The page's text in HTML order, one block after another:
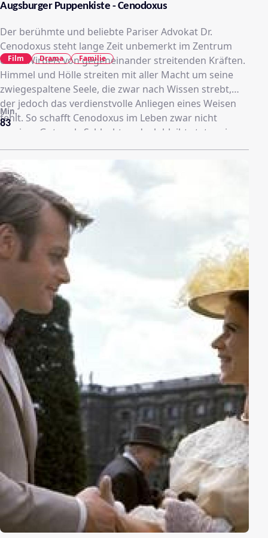
Augsburger Puppenkiste - Cenodoxus
Der berühmte und beliebte Pariser Advokat Dr.
Cenodoxus steht lange Zeit unbemerkt im Zentrum
eines Wirbels von gegeneinander streitenden Kräften.
Himmel und Hölle streiten mit aller Macht um seine
zwiegespaltene Seele, die zwar nach Wissen strebt,
der jedoch das verdienstvolle Anliegen eines Weisen
fehlt. So schafft Cenodoxus im Leben zwar nicht
weniger Gutes als Schlechtes, doch bleibt stets sein
eigener Vorteil der Antrieb für all sein Schaffen. Um
zunächst die Teufelin Philautia und schließlich
Hypocrisis als Geliebte in das Haus des Advokaten.
Gegen das teuflische Wispern spricht unterdessen
Cenodoxus` Gewissen in Gestalt der jungen Frau
Magda im Auftrag des Himmels für ein besseres
Leben. So werden Seele und Verstand des "Doctors
von Paris" hin und her geworfen, bis dieser fast
wahnsinnig wird. Doch noch ehe das Tauziehen der
Mächte zu einem Schluss kommen kann, tritt der alte
Dämon Morbus auf den Plan ...
83
Min.
Film Drama Familie